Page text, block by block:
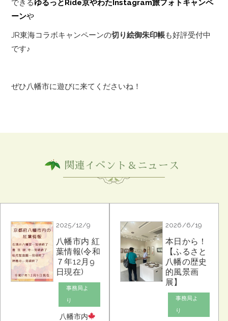
できるゆるっとRide京やわたInstagram旅フォトキャンペ
ーンや
JR東海コラボキャンペーンの切り絵御朱印帳も好評受付中
です♪
ぜひ八幡市に遊びに来てくださいね！
関連イベント＆ニュース
2025/12/9
八幡市内 紅
葉情報(令和
７年12月9
日現在)
事務局よ
り
八幡市内
2026/6/19
本日から！
【ふるさと
八幡の歴史
的風景画
展】
事務局よ
り